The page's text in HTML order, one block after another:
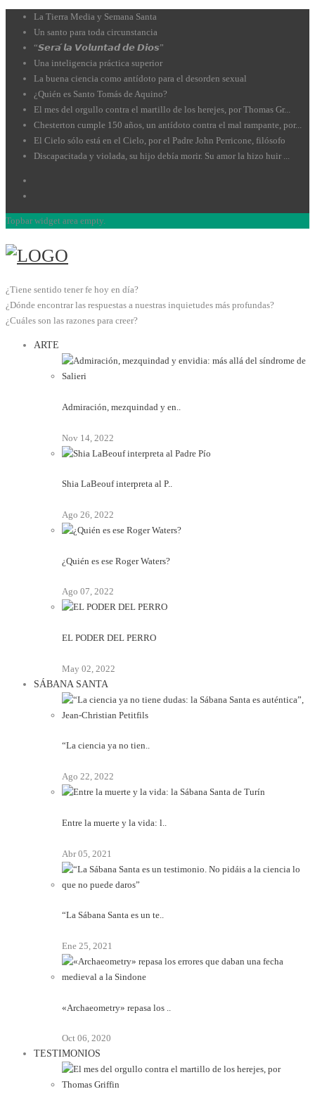
La Tierra Media y Semana Santa
Un santo para toda circunstancia
“𝙎𝙚𝙧𝙖́ 𝙡𝙖 𝙑𝙤𝙡𝙪𝙣𝙩𝙖𝙙 𝙙𝙚 𝘿𝙞𝙤𝙨”
Una inteligencia práctica superior
La buena ciencia como antídoto para el desorden sexual
¿Quién es Santo Tomás de Aquino?
El mes del orgullo contra el martillo de los herejes, por Thomas Gr...
Chesterton cumple 150 años, un antídoto contra el mal rampante, por...
El Cielo sólo está en el Cielo, por el Padre John Perricone, filósofo
Discapacitada y violada, su hijo debía morir. Su amor la hizo huir ...
Topbar widget area empty.
¿Tiene sentido tener fe hoy en día?
¿Dónde encontrar las respuestas a nuestras inquietudes más profundas?
¿Cuáles son las razones para creer?
ARTE
Admiración, mezquindad y en..
Nov 14, 2022
Shia LaBeouf interpreta al P..
Ago 26, 2022
¿Quién es ese Roger Waters?
Ago 07, 2022
EL PODER DEL PERRO
May 02, 2022
SÁBANA SANTA
“La ciencia ya no tien..
Ago 22, 2022
Entre la muerte y la vida: l..
Abr 05, 2021
“La Sábana Santa es un te..
Ene 25, 2021
«Archaeometry» repasa los ..
Oct 06, 2020
TESTIMONIOS